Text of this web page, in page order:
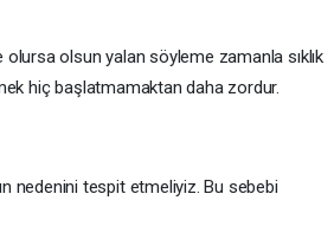
olsun yalan söyleme zamanla sıklık
hiç başlatmamaktan daha zordur.
nedenini tespit etmeliyiz. Bu sebebi